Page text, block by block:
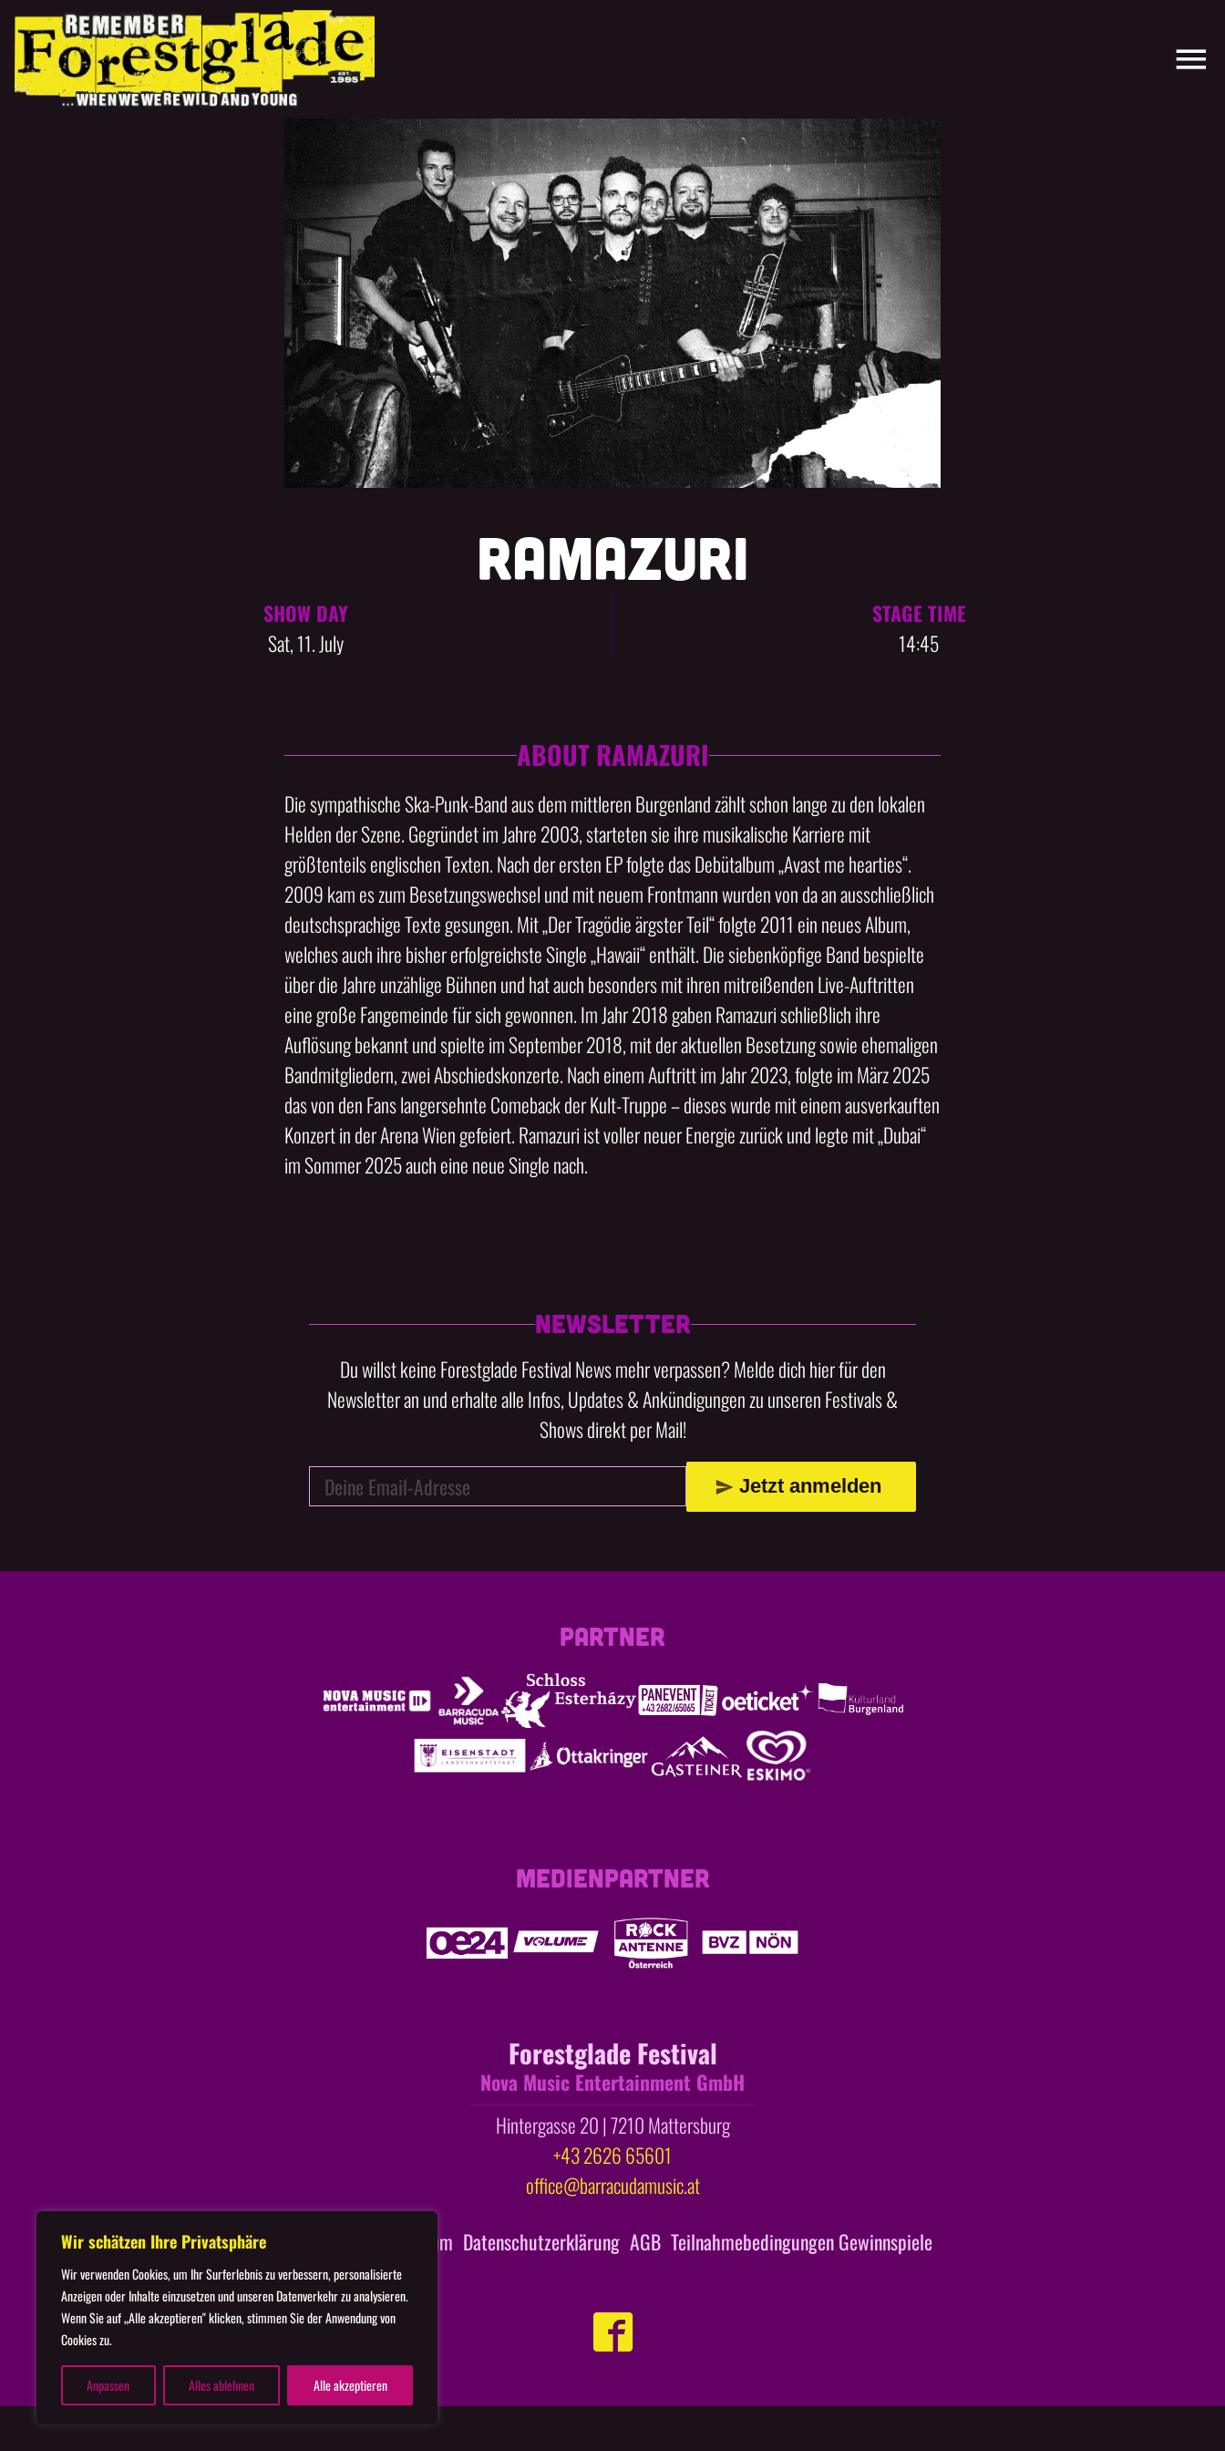
Wir schätzen Ihre Privatsphäre
Wir verwenden Cookies, um Ihr Surferlebnis zu verbessern, personalisierte
Anzeigen oder Inhalte einzusetzen und unseren Datenverkehr zu analysieren.
Wenn Sie auf „Alle akzeptieren" klicken, stimmen Sie der Anwendung von
Cookies zu.
Anpassen Alles ablehnen Alle akzeptieren
RAMAZURI
SHOW DAY
Sat, 11. July
STAGE TIME
14:45
ABOUT RAMAZURI
Die sympathische Ska-Punk-Band aus dem mittleren Burgenland zählt schon lange zu den lokalen
Helden der Szene. Gegründet im Jahre 2003, starteten sie ihre musikalische Karriere mit
größtenteils englischen Texten. Nach der ersten EP folgte das Debütalbum „Avast me hearties“.
2009 kam es zum Besetzungswechsel und mit neuem Frontmann wurden von da an ausschließlich
deutschsprachige Texte gesungen. Mit „Der Tragödie ärgster Teil“ folgte 2011 ein neues Album,
welches auch ihre bisher erfolgreichste Single „Hawaii“ enthält. Die siebenköpfige Band bespielte
über die Jahre unzählige Bühnen und hat auch besonders mit ihren mitreißenden Live-Auftritten
eine große Fangemeinde für sich gewonnen. Im Jahr 2018 gaben Ramazuri schließlich ihre
Auflösung bekannt und spielte im September 2018, mit der aktuellen Besetzung sowie ehemaligen
Bandmitgliedern, zwei Abschiedskonzerte. Nach einem Auftritt im Jahr 2023, folgte im März 2025
das von den Fans langersehnte Comeback der Kult-Truppe – dieses wurde mit einem ausverkauften
Konzert in der Arena Wien gefeiert. Ramazuri ist voller neuer Energie zurück und legte mit „Dubai“
im Sommer 2025 auch eine neue Single nach.
NEWSLETTER
Du willst keine Forestglade Festival News mehr verpassen? Melde dich hier für den
Newsletter an und erhalte alle Infos, Updates & Ankündigungen zu unseren Festivals &
Shows direkt per Mail!
Jetzt anmelden
PARTNER
MEDIENPARTNER
Forestglade Festival
Nova Music Entertainment GmbH
Hintergasse 20 | 7210 Mattersburg
+43 2626 65601
office@barracudamusic.at
Impressum Datenschutzerklärung AGB Teilnahmebedingungen Gewinnspiele